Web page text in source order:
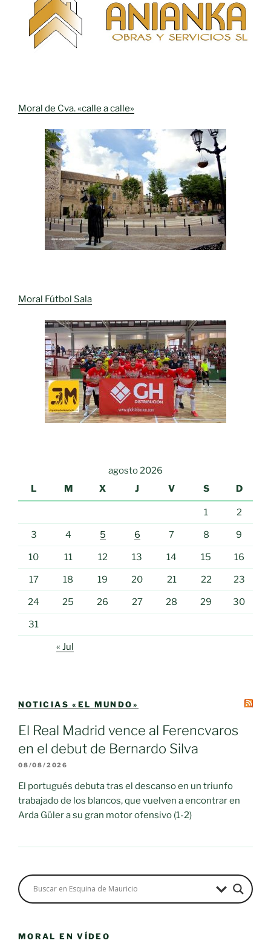
Moral de Cva. «calle a calle»
Moral Fútbol Sala
agosto 2026
L
M X J V S D
1 2
3 4 5 6 7 8 9
10 11 12 13 14 15 16
17 18 19 20 21 22 23
24 25 26 27 28 29 30
31
« Jul
NOTICIAS «EL MUNDO»
El Real Madrid vence al Ferencvaros
en el debut de Bernardo Silva
08/08/2026
El portugués debuta tras el descanso en un triunfo
trabajado de los blancos, que vuelven a encontrar en
Arda Güler a su gran motor ofensivo (1-2)
MORAL EN VÍDEO